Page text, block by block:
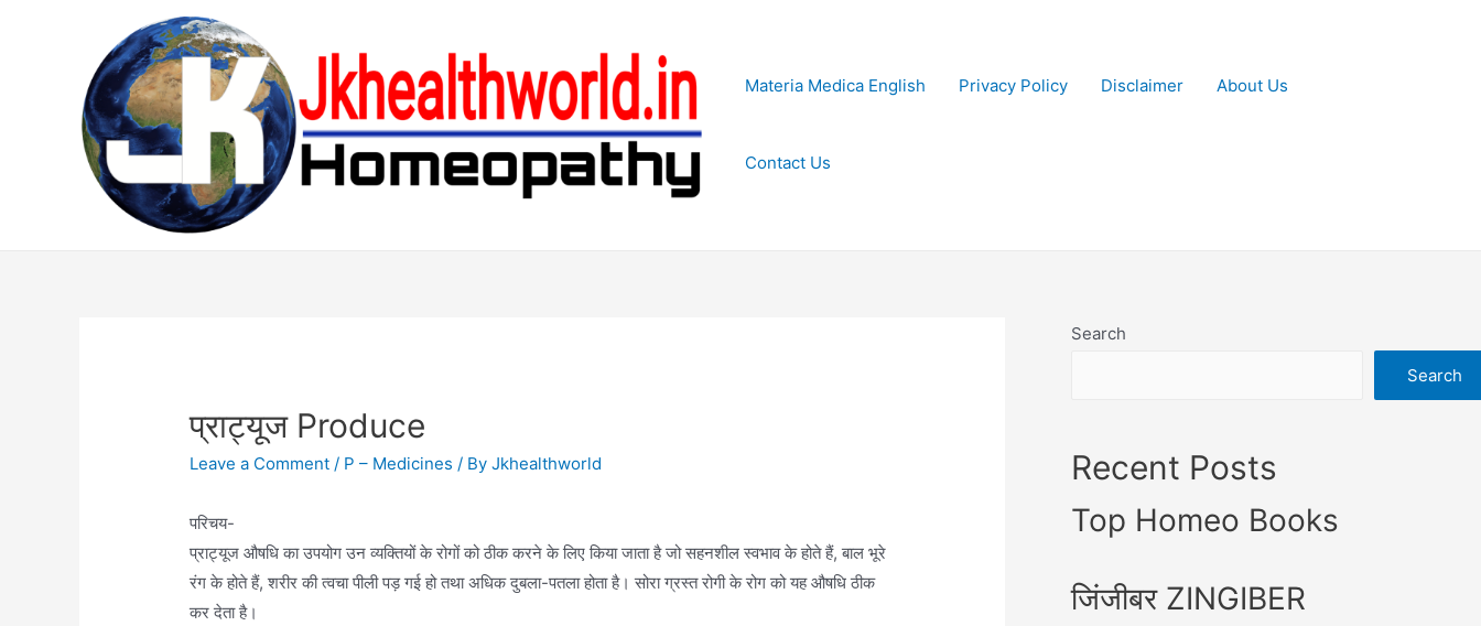
Materia Medica English Privacy Policy Disclaimer About Us
Contact Us
प्राट्यूज Produce
Leave a Comment / P – Medicines / ByJkhealthworld
परिचय-
प्राट्यूज औषधि का उपयोग उन व्यक्तियों के रोगों को ठीक करने के लिए किया जाता है जो सहनशील स्वभाव के होते हैं, बाल भूरे
रंग के होते हैं, शरीर की त्वचा पीली पड़ गई हो तथा अधिक दुबला-पतला होता है। सोरा ग्रस्त रोगी के रोग को यह औषधि ठीक
कर देता है।
Search
Search
Recent Posts
Top Homeo Books
जिंजीबर ZINGIBER